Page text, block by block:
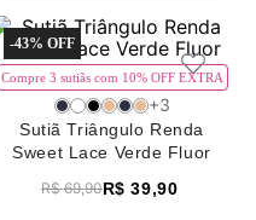
-43%
Compre 3 sutiãs com 10% OFF EXTRA
Sutiã Triângulo Renda
Sweet Lace Verde Fluor
R$ 69,90R$ 39,90
+3